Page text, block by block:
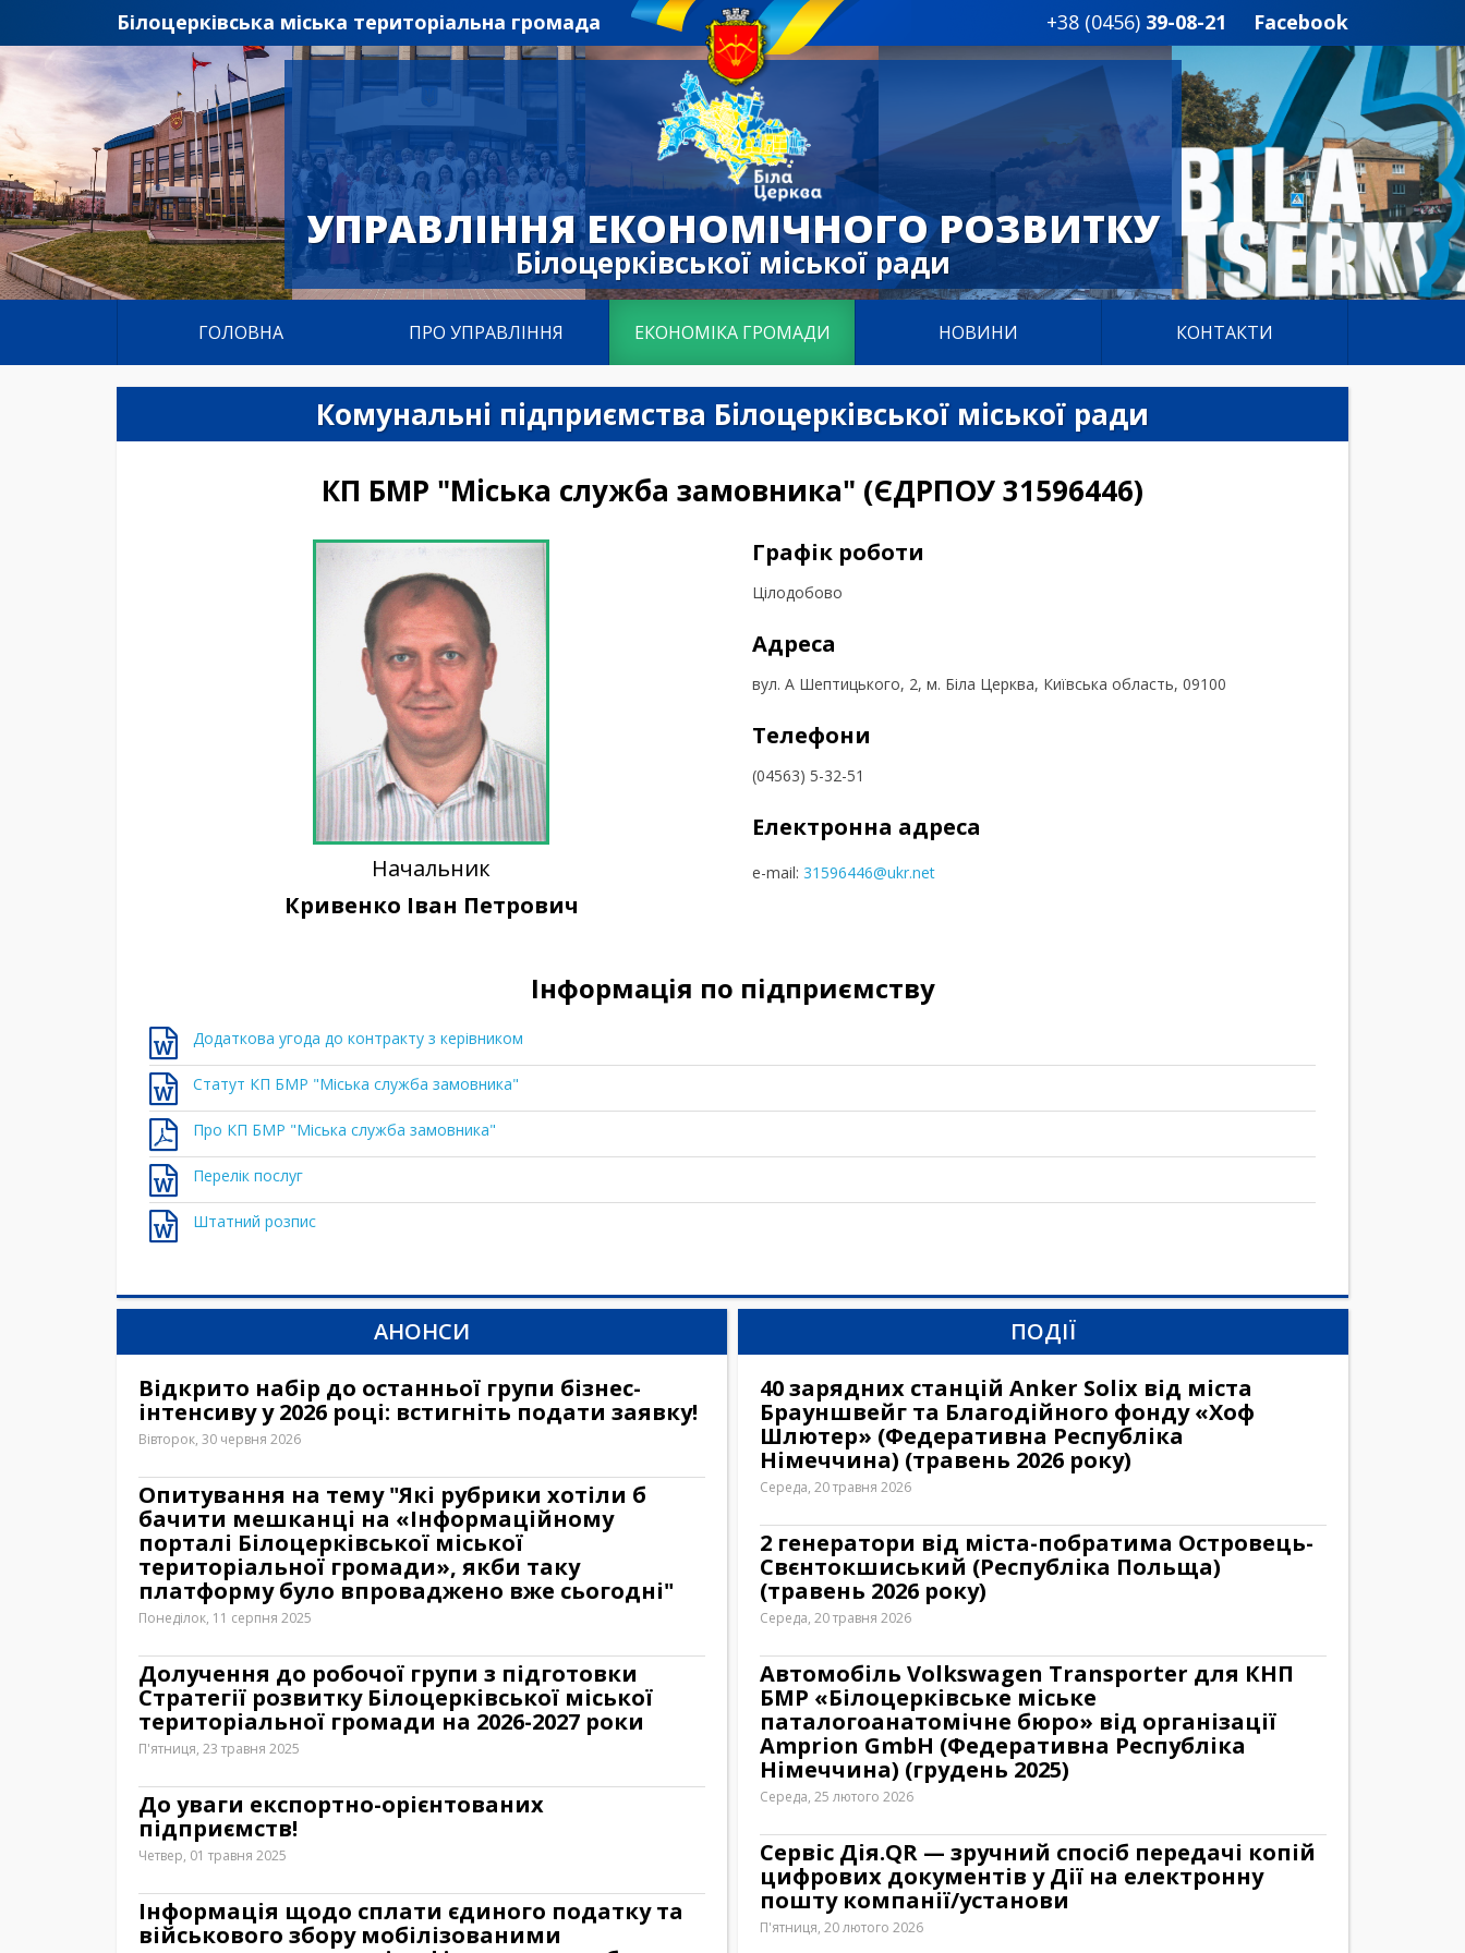
Білоцерківська міська територіальна громада +38 (0456) 39-08-21 Facebook
УПРАВЛІННЯ ЕКОНОМІЧНОГО РОЗВИТКУ
Білоцерківської міської ради
ГОЛОВНА ПРО УПРАВЛІННЯ ЕКОНОМІКА ГРОМАДИ НОВИНИ КОНТАКТИ
Комунальні підприємства Білоцерківської міської ради
КП БМР "Міська служба замовника" (ЄДРПОУ 31596446)
Начальник
Кривенко Іван Петрович
Графік роботи
Цілодобово
Адреса
вул. А Шептицького, 2, м. Біла Церква, Київська область, 09100
Телефони
(04563) 5-32-51
Електронна адреса
e-mail: 31596446@ukr.net
Інформація по підприємству
Додаткова угода до контракту з керівником
Статут КП БМР "Міська служба замовника"
Про КП БМР "Міська служба замовника"
Перелік послуг
Штатний розпис
АНОНСИ
Відкрито набір до останньої групи бізнес-
інтенсиву у 2026 році: встигніть подати заявку!
Вівторок, 30 червня 2026
Опитування на тему "Які рубрики хотіли б
бачити мешканці на «Інформаційному
порталі Білоцерківської міської
територіальної громади», якби таку
платформу було впроваджено вже сьогодні"
Понеділок, 11 серпня 2025
Долучення до робочої групи з підготовки
Стратегії розвитку Білоцерківської міської
територіальної громади на 2026-2027 роки
П'ятниця, 23 травня 2025
До уваги експортно-орієнтованих
підприємств!
Четвер, 01 травня 2025
Інформація щодо сплати єдиного податку та
військового збору мобілізованими
ПОДІЇ
40 зарядних станцій Anker Solix від міста
Брауншвейг та Благодійного фонду «Хоф
Шлютер» (Федеративна Республіка
Німеччина) (травень 2026 року)
Середа, 20 травня 2026
2 генератори від міста-побратима Островець-
Свєнтокшиський (Республіка Польща)
(травень 2026 року)
Середа, 20 травня 2026
Автомобіль Volkswagen Transporter для КНП
БМР «Білоцерківське міське
паталогоанатомічне бюро» від організації
Amprion GmbH (Федеративна Республіка
Німеччина) (грудень 2025)
Середа, 25 лютого 2026
Сервіс Дія.QR — зручний спосіб передачі копій
цифрових документів у Дії на електронну
пошту компанії/установи
П'ятниця, 20 лютого 2026